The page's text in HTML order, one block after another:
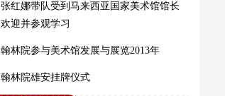
张红娜带队受到马来西亚国家美术馆馆长
欢迎并参观学习
翰林院参与美术馆发展与展览2013年
翰林院雄安挂牌仪式